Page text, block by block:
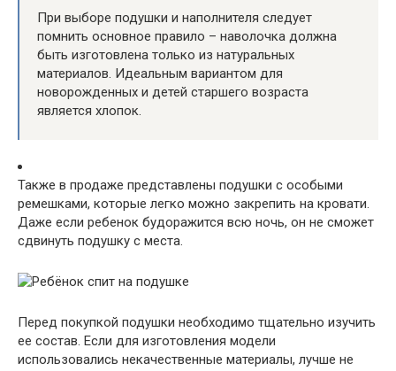
При выборе подушки и наполнителя следует
помнить основное правило – наволочка должна
быть изготовлена только из натуральных
материалов. Идеальным вариантом для
новорожденных и детей старшего возраста
является хлопок.
Также в продаже представлены подушки с особыми
ремешками, которые легко можно закрепить на кровати.
Даже если ребенок будоражится всю ночь, он не сможет
сдвинуть подушку с места.
Перед покупкой подушки необходимо тщательно изучить
ее состав. Если для изготовления модели
использовались некачественные материалы, лучше не